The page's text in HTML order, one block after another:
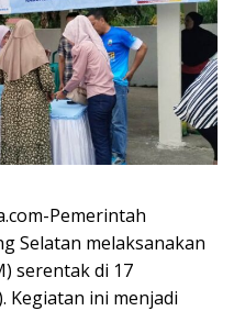
Pemerintah
Selatan melaksanakan
serentak di 17
Kegiatan ini menjadi